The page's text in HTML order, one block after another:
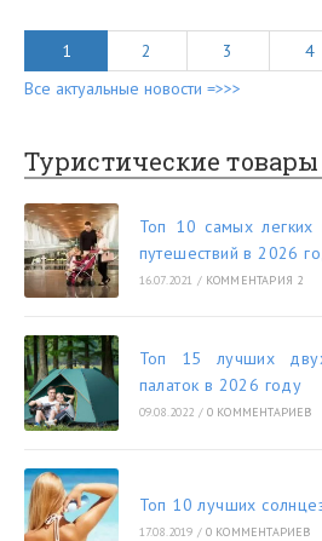
1 2 3 4
Все актуальные новости =>>>
Туристические товары
Топ 10 самых
путешествий в 2026
16.07.2021 / КОММЕНТАРИЯ 2
Топ 15 лучших
палаток в 2026 году
09.08.2022 / 0 КОММЕНТАРИЕВ
Топ 10 лучших
17.08.2019 / 0 КОММЕНТАРИЕВ